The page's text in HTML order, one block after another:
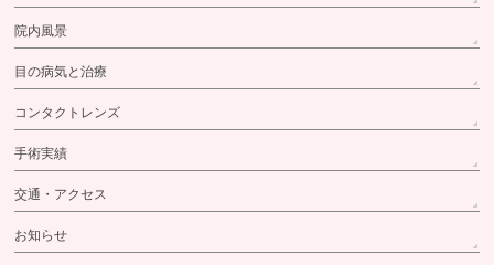
院内風景
目の病気と治療
コンタクトレンズ
手術実績
交通・アクセス
お知らせ